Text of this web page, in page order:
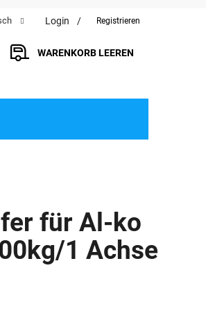
Login Registrieren
WARENKORB LEEREN
für Al-ko
1 Achse